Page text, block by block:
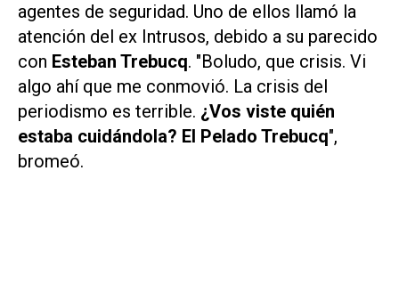
agentes de seguridad. Uno de ellos llamó la
atención del ex Intrusos, debido a su parecido
con Esteban Trebucq. "Boludo, que crisis. Vi
algo ahí que me conmovió. La crisis del
periodismo es terrible. ¿Vos viste quién
estaba cuidándola? El Pelado Trebucq",
bromeó.